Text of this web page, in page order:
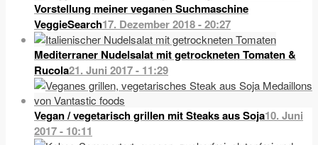
Vorstellung meiner veganen Suchmaschine
VeggieSearch17. Dezember 2018 - 20:27
Mediterraner Nudelsalat mit getrockneten Tomaten &
Rucola21. Juni 2017 - 11:29
Vegan / vegetarisch grillen mit Steaks aus Soja10. Juni
2017 - 10:11